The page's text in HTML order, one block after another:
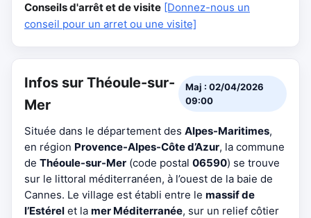
Conseils d'arrêt et de visite [Donnez-nous un
conseil pour un arret ou une visite]
Infos sur Théoule-sur-
Mer
Maj : 02/04/2026
09:00
Située dans le département des Alpes-Maritimes,
en région Provence-Alpes-Côte d’Azur, la commune
de Théoule-sur-Mer (code postal 06590) se trouve
sur le littoral méditerranéen, à l’ouest de la baie de
Cannes. Le village est établi entre le massif de
l’Estérel et la mer Méditerranée, sur un relief côtier